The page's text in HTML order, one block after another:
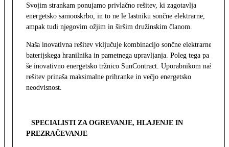
Svojim strankam ponujamo privlačno rešitev, ki zagotavlja
energetsko samooskrbo, in to ne le lastniku sončne elektrarne,
ampak tudi njegovim ožjim in širšim družinskim članom.
Naša inovativna rešitev vključuje kombinacijo sončne elektrarne,
baterijskega hranilnika in pametnega upravljanja. Poleg tega pa
še inovativno energetsko tržnico SunContract. Uporabnikom naša
rešitev prinaša maksimalne prihranke in večjo energetsko
neodvisnost.
SPECIALISTI ZA OGREVANJE, HLAJENJE IN
PREZRAČEVANJE